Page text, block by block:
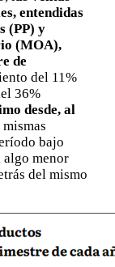
entendidas
(PP) y
(MOA),
de
del 11%
36%
desde, al
bajo
menor
del mismo